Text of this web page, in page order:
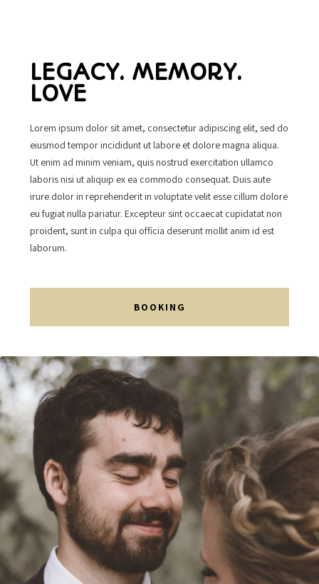
LEGACY. MEMORY.
LOVE
Lorem ipsum dolor sit amet, consectetur adipiscing elit, sed do
eiusmod tempor incididunt ut labore et dolore magna aliqua.
Ut enim ad minim veniam, quis nostrud exercitation ullamco
laboris nisi ut aliquip ex ea commodo consequat. Duis aute
irure dolor in reprehenderit in voluptate velit esse cillum dolore
eu fugiat nulla pariatur. Excepteur sint occaecat cupidatat non
proident, sunt in culpa qui officia deserunt mollit anim id est
laborum.
BOOKING